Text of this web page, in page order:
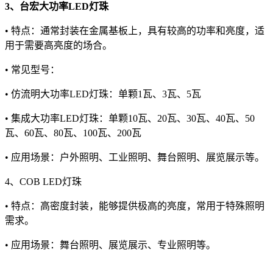
3、台宏大功率LED灯珠
• 特点：通常封装在金属基板上，具有较高的功率和亮度，适
用于需要高亮度的场合。
• 常见型号：
• 仿流明大功率LED灯珠：单颗1瓦、3瓦、5瓦
• 集成大功率LED灯珠：单颗10瓦、20瓦、30瓦、40瓦、50
瓦、60瓦、80瓦、100瓦、200瓦
• 应用场景：户外照明、工业照明、舞台照明、展览展示等。
4、COB LED灯珠
• 特点：高密度封装，能够提供极高的亮度，常用于特殊照明
需求。
• 应用场景：舞台照明、展览展示、专业照明等。